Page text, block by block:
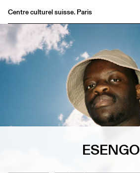
Centre culturel suisse. Paris
Agenda
Librairie
Buvette
Informations
ESENGO